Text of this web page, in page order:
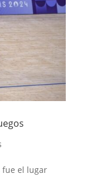
fue el lugar